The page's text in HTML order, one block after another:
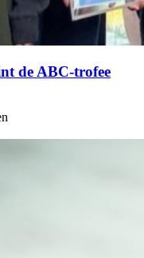
de ABC‑trofee